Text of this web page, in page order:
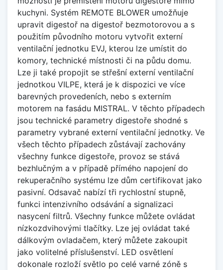
kuchyni. Systém REMOTE BLOWER umožňuje
upravit digestoř na digestoř bezmotorovou a s
použitím původního motoru vytvořit externí
ventilační jednotku EVJ, kterou lze umístit do
komory, technické místnosti či na půdu domu.
Lze ji také propojit se střešní externí ventilační
jednotkou VILPE, která je k dispozici ve více
barevných provedeních, nebo s externím
motorem na fasádu MISTRAL. V těchto případech
jsou technické parametry digestoře shodné s
parametry vybrané externí ventilační jednotky. Ve
všech těchto případech zůstávají zachovány
všechny funkce digestoře, provoz se stává
bezhlučným a v případě přímého napojení do
rekuperačního systému lze dům certifikovat jako
pasivní. Odsavač nabízí tři rychlostní stupně,
funkci intenzivního odsávání a signalizaci
nasycení filtrů. Všechny funkce můžete ovládat
nízkozdvihovými tlačítky. Lze jej ovládat také
dálkovým ovladačem, který můžete zakoupit
jako volitelné příslušenství. LED osvětlení
dokonale rozloží světlo po celé varné zóně s